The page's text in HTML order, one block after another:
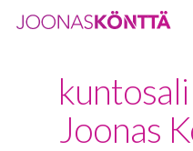
Hit enter to
Joonas